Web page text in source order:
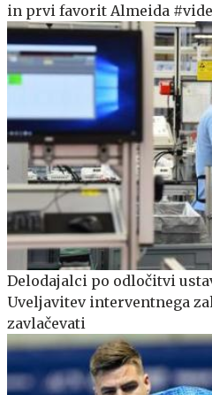
in prvi favorit Almeida
Delodajalci po odločitvi
Uveljavitev interventnega
zavlačevati